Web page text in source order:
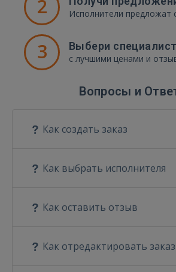
2 Исполнители предложат
3 Выбери
с лучшими ценами и
Вопросы и
Как создать заказ
Как выбрать исполнителя
Как оставить отзыв
Как отредактировать заказ